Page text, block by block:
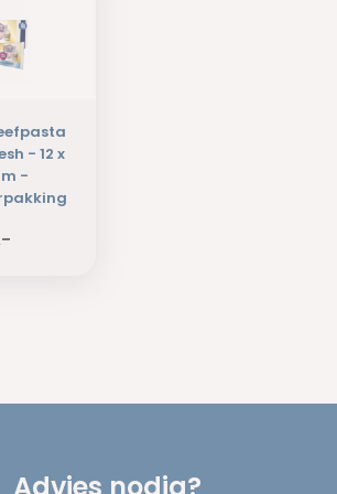
- 12 x
-
Advies nodig?